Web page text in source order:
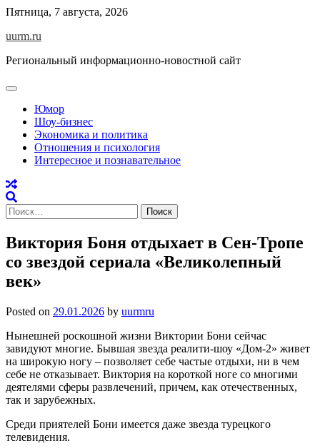
Skip
content
Пятница, 7 августа, 2026
uurm.ru
Региональный информационно-новостной сайт
Юмор
Шоу-бизнес
Экономика и политика
Отношения и психология
Интересное и познавательное
Найти:
Виктория Боня отдыхает в Сен-Тропе
со звездой сериала «Великолепный
век»
Posted on 29.01.2026 by uurmru
Нынешней роскошной жизни Виктории Бони сейчас
завидуют многие. Бывшая звезда реалити-шоу «Дом-2» живет
на широкую ногу – позволяет себе частые отдыхи, ни в чем
себе не отказывает. Виктория на короткой ноге со многими
деятелями сферы развлечений, причем, как отечественных,
так и зарубежных.
Среди приятелей Бони имеется даже звезда турецкого
телевидения.